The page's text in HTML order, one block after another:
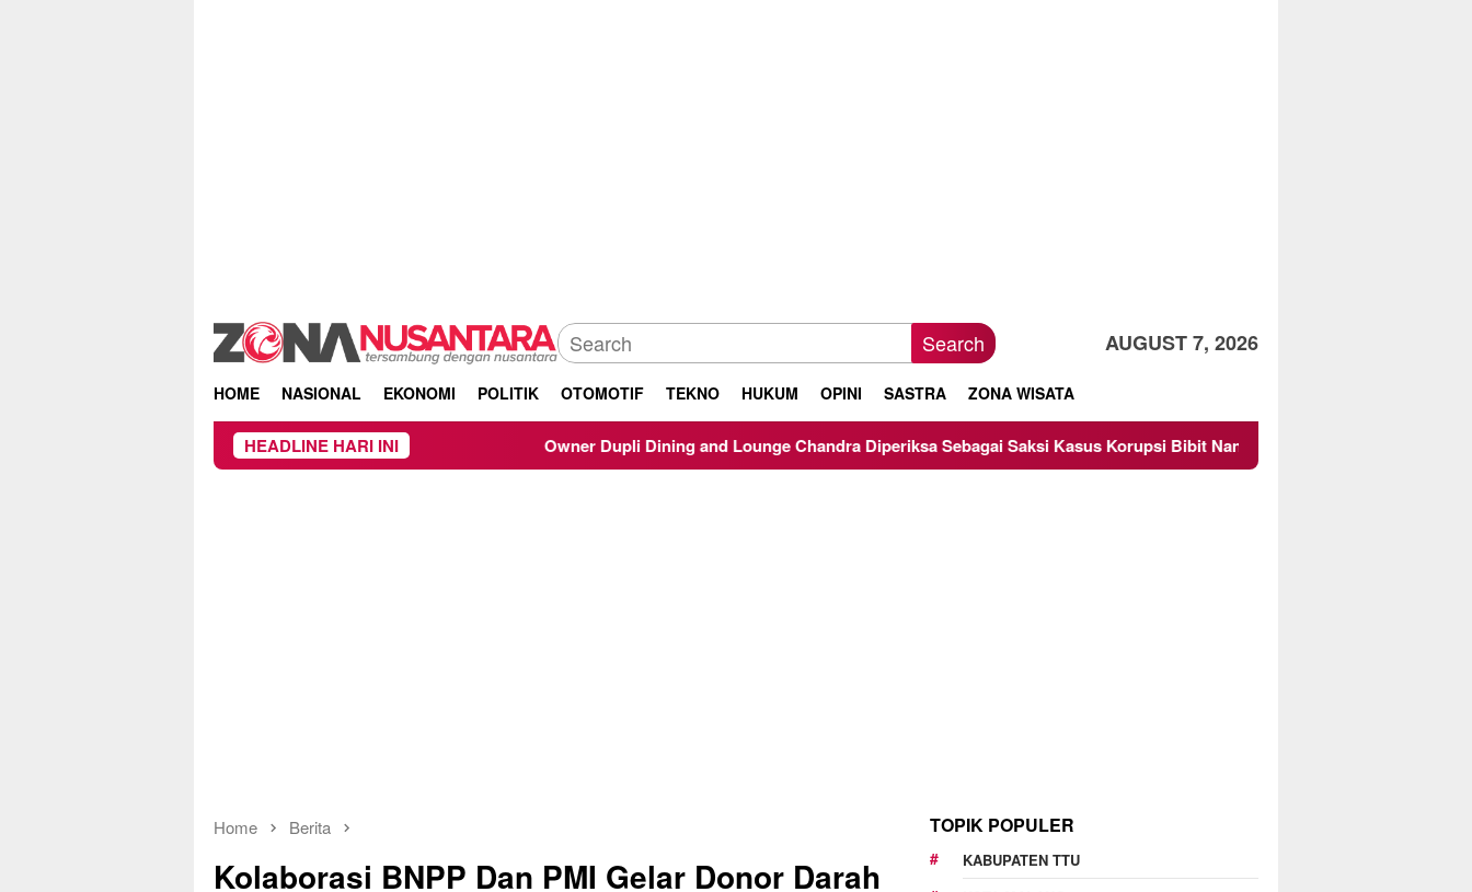
Search AUGUST 7, 2026
HOME NASIONAL EKONOMI POLITIK OTOMOTIF TEKNO HUKUM OPINI SASTRA ZONA WISATA
HEADLINE HARI INI Owner Dupli Dining and Lounge Chandra Diperiksa Sebagai Saksi Kasus Korupsi Bibit Nanas Sulsel Rp 52,4 Miliar
Home Berita
Kolaborasi BNPP Dan PMI Gelar Donor Darah
TOPIK POPULER
KABUPATEN TTU